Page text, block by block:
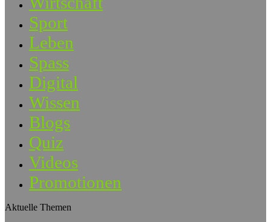
Sport
Leben
Spass
Digital
Wissen
Blogs
Quiz
Videos
Promotionen
Aktuelle Themen